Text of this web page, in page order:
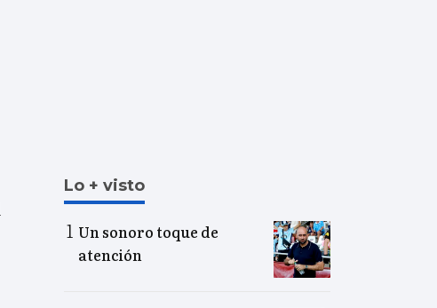
Lo + visto
Un sonoro toque de
atención